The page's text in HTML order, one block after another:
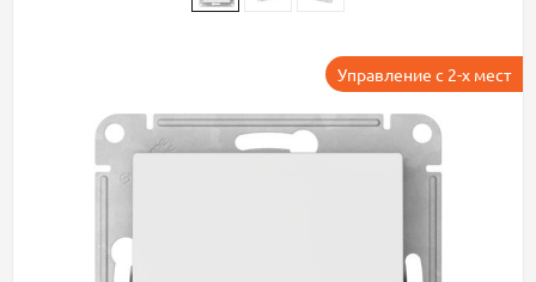
Управление с 2-х мест